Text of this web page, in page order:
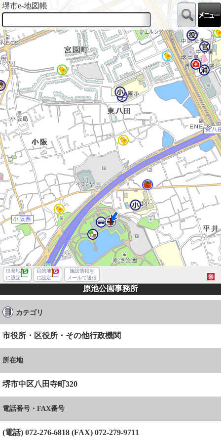
堺市中区八田寺町
堺市e-地図帳
出発地
に設定
目的地
に設定
施設情報を
メールで送信
原池公園事務所
カテゴリ
市役所・区役所・その他行政機関
所在地
堺市中区八田寺町320
電話番号・FAX番号
(電話) 072-276-6818 (FAX) 072-279-9711